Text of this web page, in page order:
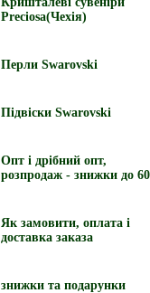
Preciosa(Чехія)
Перли Swarovski
Підвіски Swarovski
Опт і дрібний опт,
розпродаж - знижки до
Як замовити, оплата і
доставка заказа
знижки та подарунки